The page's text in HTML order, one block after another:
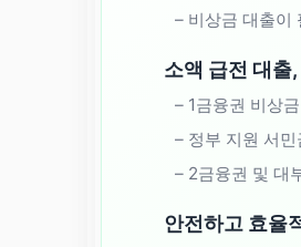
– 비상금 대출이
소액 급전 대출
– 1금융권 비상
– 정부 지원 서
– 2금융권 및 대
안전하고 효율